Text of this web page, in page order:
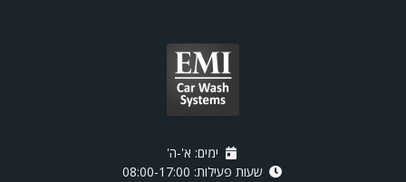
ימים: א'-ה'
שעות פעילות: 08:00-17:00